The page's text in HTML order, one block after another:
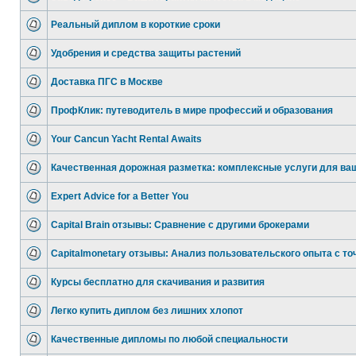
Реальный диплом в короткие сроки
Удобрения и средства защиты растений
Доставка ПГС в Москве
ПрофКлик: путеводитель в мире профессий и образования
Your Cancun Yacht Rental Awaits
Качественная дорожная разметка: комплексные услуги для
Expert Advice for a Better You
Capital Brain отзывы: Сравнение с другими брокерами
Capitalmonetary отзывы: Анализ пользовательского опыта с
Курсы бесплатно для скачивания и развития
Легко купить диплом без лишних хлопот
Качественные дипломы по любой специальности